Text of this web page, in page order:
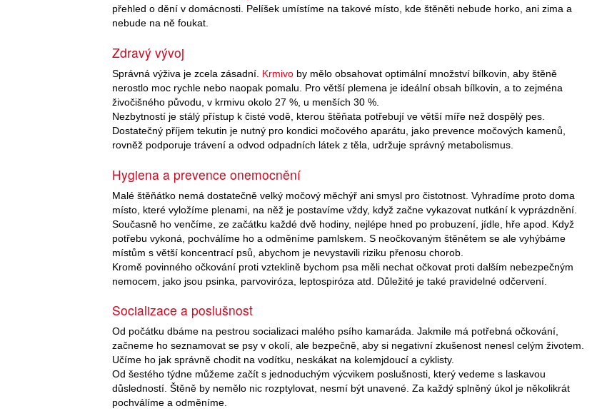
přehled o dění v domácnosti. Pelíšek umístíme na takové místo, kde štěněti nebude horko, ani zima a
nebude na ně foukat.
Zdravý vývoj
Správná výživa je zcela zásadní. Krmivo by mělo obsahovat optimální množství bílkovin, aby štěně
nerostlo moc rychle nebo naopak pomalu. Pro větší plemena je ideální obsah bílkovin, a to zejména
živočišného původu, v krmivu okolo 27 %, u menších 30 %.
Nezbytností je stálý přístup k čisté vodě, kterou štěňata potřebují ve větší míře než dospělý pes.
Dostatečný příjem tekutin je nutný pro kondici močového aparátu, jako prevence močových kamenů,
rovněž podporuje trávení a odvod odpadních látek z těla, udržuje správný metabolismus.
Hygiena a prevence onemocnění
Malé štěňátko nemá dostatečně velký močový měchýř ani smysl pro čistotnost. Vyhradíme proto doma
místo, které vyložíme plenami, na něž je postavíme vždy, když začne vykazovat nutkání k vyprázdnění.
Současně ho venčíme, ze začátku každé dvě hodiny, nejlépe hned po probuzení, jídle, hře apod. Když
potřebu vykoná, pochválíme ho a odměníme pamlskem. S neočkovaným štěnětem se ale vyhýbáme
místům s větší koncentrací psů, abychom je nevystavili riziku přenosu chorob.
Kromě povinného očkování proti vzteklině bychom psa měli nechat očkovat proti dalším nebezpečným
nemocem, jako jsou psinka, parvoviróza, leptospiróza atd. Důležité je také pravidelné odčervení.
Socializace a poslušnost
Od počátku dbáme na pestrou socializaci malého psího kamaráda. Jakmile má potřebná očkování,
začneme ho seznamovat se psy v okolí, ale bezpečně, aby si negativní zkušenost nenesl celým životem.
Učíme ho jak správně chodit na vodítku, neskákat na kolemjdoucí a cyklisty.
Od šestého týdne můžeme začít s jednoduchým výcvikem poslušnosti, který vedeme s laskavou
důsledností. Štěně by nemělo nic rozptylovat, nesmí být unavené. Za každý splněný úkol je několikrát
pochválíme a odměníme.